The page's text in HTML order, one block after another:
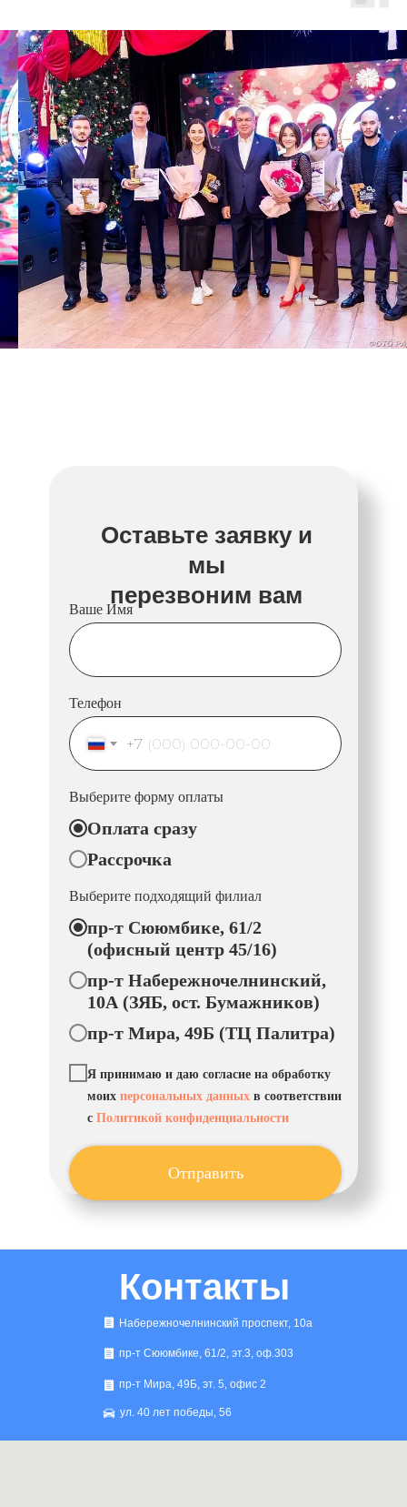
Оставьте заявку и
мы
перезвоним вам
Ваше Имя
Телефон
+7
Выберите форму оплаты
Оплата сразу
Рассрочка
Выберите подходящий филиал
пр-т Сююмбике, 61/2
(офисный центр 45/16)
пр-т Набережночелнинский,
10А (ЗЯБ, ост. Бумажников)
пр-т Мира, 49Б (ТЦ Палитра)
Я принимаю и даю согласие на обработку
моих персональных данных в соответствии
с Политикой конфиденциальности
Отправить
Контакты
Набережночелнинский проспект, 10а
пр-т Сююмбике, 61/2, эт.3, оф.303
пр-т Мира, 49Б, эт. 5, офис 2
ул. 40 лет победы, 56